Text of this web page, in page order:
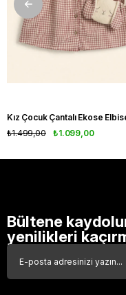
Kız Çocuk Çantalı Ekose
₺1.099,00
₺1.499,00
Bültene
yenilikleri